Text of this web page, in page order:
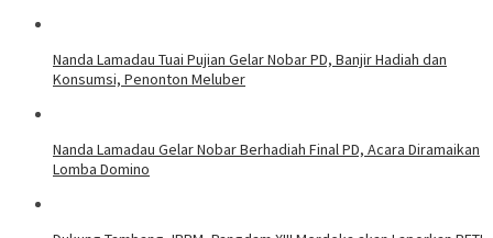
Nanda Lamadau Tuai Pujian Gelar Nobar PD, Banjir Hadiah dan
Konsumsi, Penonton Meluber
Nanda Lamadau Gelar Nobar Berhadiah Final PD, Acara Diramaikan
Lomba Domino